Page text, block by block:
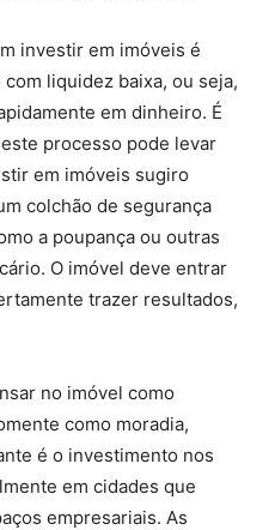
investir em imóveis é
liquidez baixa, ou seja,
em dinheiro. É
processo pode levar
em imóveis sugiro
colchão de segurança
a poupança ou outras
O imóvel deve entrar
trazer resultados,
no imóvel como
como moradia,
é o investimento nos
em cidades que
empresariais. As